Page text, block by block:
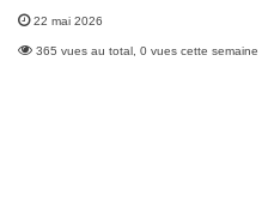
22 mai 2026
365 vues au total, 0 vues cette semaine